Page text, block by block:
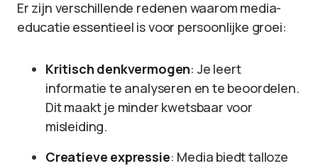
Er zijn verschillende redenen waarom media-
educatie essentieel is voor persoonlijke groei:
Kritisch denkvermogen: Je leert
informatie te analyseren en te beoordelen.
Dit maakt je minder kwetsbaar voor
misleiding.
Creatieve expressie: Media biedt talloze